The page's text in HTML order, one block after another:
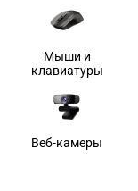
Мыши и
клавиатуры
Веб-камеры